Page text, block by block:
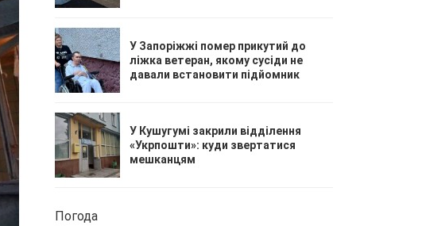
У Запоріжжі помер прикутий до
ліжка ветеран, якому сусіди не
давали встановити підйомник
У Кушугумі закрили відділення
«Укрпошти»: куди звертатися
мешканцям
Погода